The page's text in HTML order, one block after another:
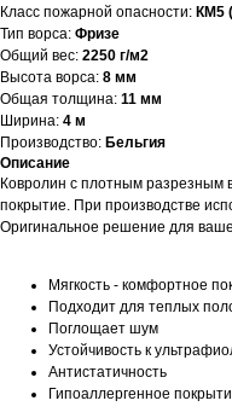
Класс пожарной опасности: КМ5
Тип ворса: Фризе
Общий вес: 2250 г/м2
Высота ворса: 8 мм
Общая толщина: 11 мм
Ширина: 4 м
Производство: Бельгия
Описание
Ковролин с плотным разрезным
покрытие. При производстве
Оригинальное решение для
Мягкость - комфортное
Подходит для теплых
Поглощает шум
Устойчивость к
Антистатичность
Гипоаллергенное